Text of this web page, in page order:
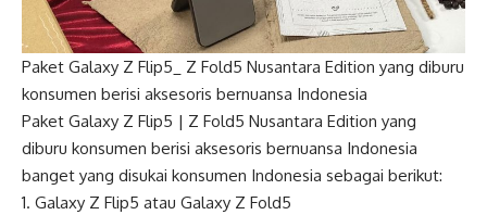
Paket Galaxy Z Flip5_ Z Fold5 Nusantara Edition yang diburu
konsumen berisi aksesoris bernuansa Indonesia
Paket Galaxy Z Flip5 | Z Fold5 Nusantara Edition yang
diburu konsumen berisi aksesoris bernuansa Indonesia
banget yang disukai konsumen Indonesia sebagai berikut:
Galaxy Z Flip5 atau Galaxy Z Fold5